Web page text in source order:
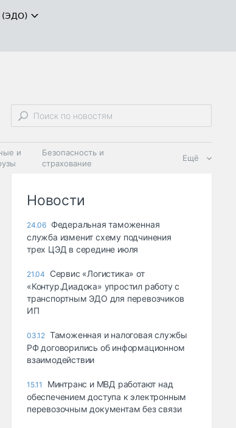
(ЭДО)
и
Безопасность и
страхование
Ещё
Новости
24.06 Федеральная таможенная
служба изменит схему подчинения
трех ЦЭД в середине июля
21.04
Сервис «Логистика» от
«Контур.Диадока» упростил работу с
транспортным ЭДО для перевозчиков
ИП
03.12 Таможенная и налоговая службы
РФ договорились об информационном
взаимодействии
15.11
Минтранс и МВД работают над
обеспечением доступа к электронным
перевозочным документам без связи